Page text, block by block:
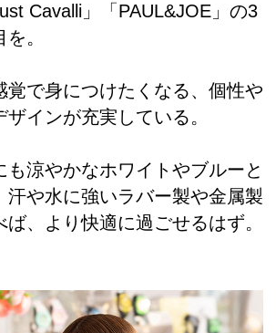
Cavalli」「PAUL&JOE」の3
。
覚で身につけたくなる、個性や
インが充実している。
も涼やかなホワイトやブルーと
汗や水に強いラバー製や金属製
、より快適に過ごせるはず。